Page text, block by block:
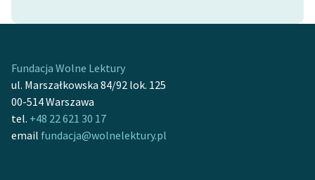
O projekcie
Zespół
Fundacja Wolne Lektury
ul. Marszałkowska 84/92 lok. 125
00-514 Warszawa
tel. +48 22 621 30 17
email fundacja@wolnelektury.pl